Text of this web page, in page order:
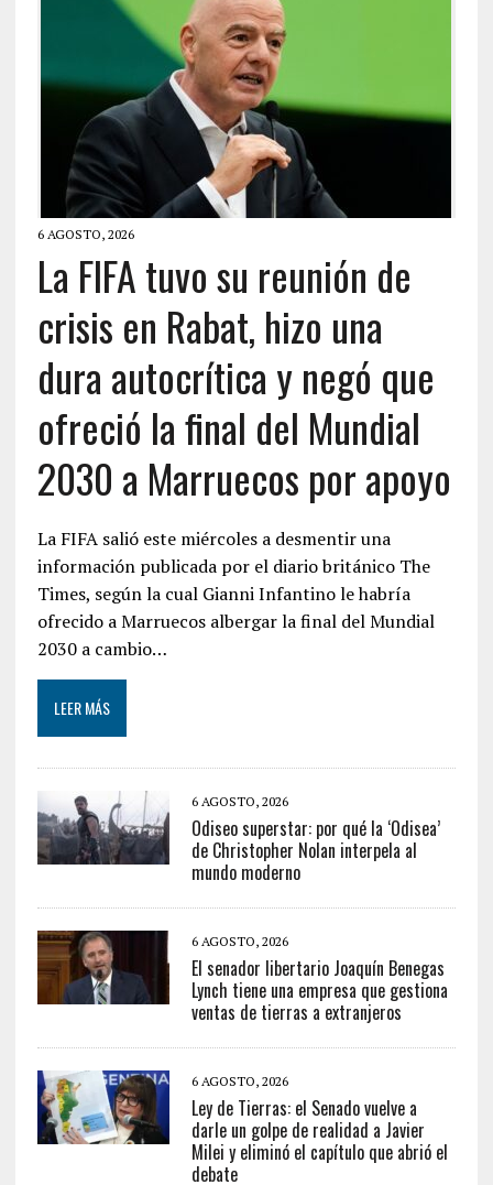
6 AGOSTO, 2026
La FIFA tuvo su reunión de
crisis en Rabat, hizo una
dura autocrítica y negó que
ofreció la final del Mundial
2030 a Marruecos por apoyo
La FIFA salió este miércoles a desmentir una
información publicada por el diario británico The
Times, según la cual Gianni Infantino le habría
ofrecido a Marruecos albergar la final del Mundial
2030 a cambio…
LEER MÁS
6 AGOSTO, 2026
Odiseo superstar: por qué la ‘Odisea’
de Christopher Nolan interpela al
mundo moderno
6 AGOSTO, 2026
El senador libertario Joaquín Benegas
Lynch tiene una empresa que gestiona
ventas de tierras a extranjeros
6 AGOSTO, 2026
Ley de Tierras: el Senado vuelve a
darle un golpe de realidad a Javier
Milei y eliminó el capítulo que abrió el
debate